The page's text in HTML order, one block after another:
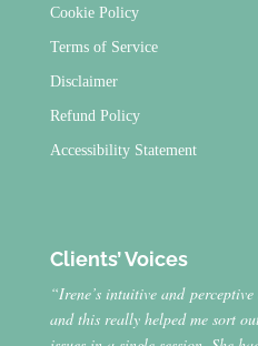
Cookie Policy
Terms of Service
Disclaimer
Refund Policy
Accessibility Statement
Clients’ Voices
“Irene’s intuitive and
and this really helped me sort